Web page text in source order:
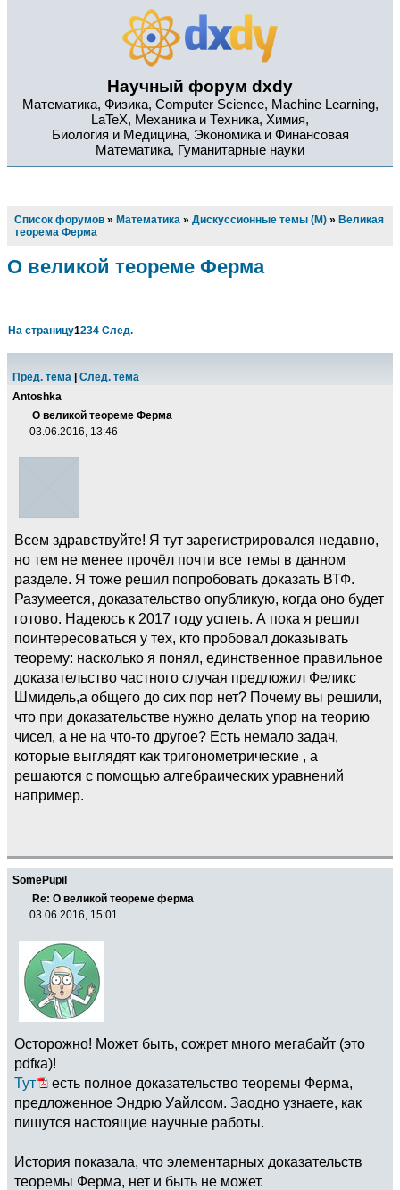
Научный форум dxdy
Математика, Физика, Computer Science, Machine Learning,
LaTeX, Механика и Техника, Химия,
Биология и Медицина, Экономика и Финансовая
Математика, Гуманитарные науки
Список форумов » Математика » Дискуссионные темы (М) » Великая
теорема Ферма
О великой теореме Ферма
На страницу1234 След.
Пред. тема
След. тема
Antoshka
О великой теореме Ферма
03.06.2016, 13:46
Всем здравствуйте! Я тут зарегистрировался недавно,
но тем не менее прочёл почти все темы в данном
разделе. Я тоже решил попробовать доказать ВТФ.
Разумеется, доказательство опубликую, когда оно будет
готово. Надеюсь к 2017 году успеть. А пока я решил
поинтересоваться у тех, кто пробовал доказывать
теорему: насколько я понял, единственное правильное
доказательство частного случая предложил Феликс
Шмидель,а общего до сих пор нет? Почему вы решили,
что при доказательстве нужно делать упор на теорию
чисел, а не на что-то другое? Есть немало задач,
которые выглядят как тригонометрические , а
решаются с помощью алгебраических уравнений
например.
SomePupil
Re: О великой теореме ферма
03.06.2016, 15:01
Осторожно! Может быть, сожрет много мегабайт (это
pdfка)!
Тут
есть полное доказательство теоремы Ферма,
предложенное Эндрю Уайлсом. Заодно узнаете, как
пишутся настоящие научные работы.
История показала, что элементарных доказательств
теоремы Ферма, нет и быть не может.